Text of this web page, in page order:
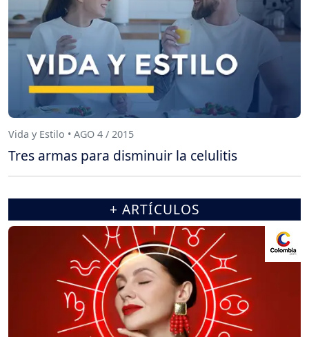
Vida y Estilo • AGO 4 / 2015
Tres armas para disminuir la celulitis
+ ARTÍCULOS